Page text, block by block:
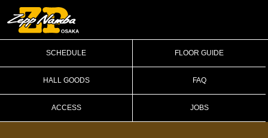
SCHEDULE FLOOR GUIDE
HALL GOODS FAQ
ACCESS JOBS